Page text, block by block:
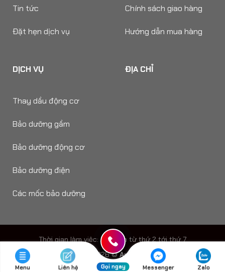
Tin tức
Đặt hẹn dịch vụ
Chính sách giao hàng
Hướng dẫn mua hàng
DỊCH VỤ
Thay dầu động cơ
Bảo dưỡng gầm
Bảo dưỡng động cơ
Bảo dưỡng điện
Các mốc bảo dưỡng
ĐỊA CHỈ
Thời gian làm viêc: 8h - 18h từ thứ 2 tới thứ 7
Copyright 2026 ©Auto Speedy
Menu Liên hệ Gọi ngay Messenger Zalo